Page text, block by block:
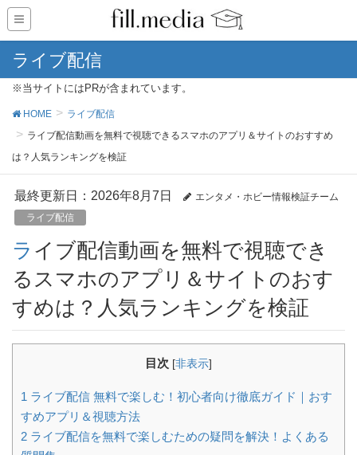
ライブ配信
※当サイトにはPRが含まれています。
HOME
ライブ配信
ライブ配信動画を無料で視聴できるスマホのアプリ＆サイトのおすすめ
は？人気ランキングを検証
最終更新日：2026年8月7日
エンタメ・ホビー情報検証チーム
ライブ配信
ライブ配信動画を無料で視聴でき
るスマホのアプリ＆サイトのおす
すめは？人気ランキングを検証
目次 [非表示]
1 ライブ配信 無料で楽しむ！初心者向け徹底ガイド｜おす
すめアプリ＆視聴方法
2 ライブ配信を無料で楽しむための疑問を解決！よくある